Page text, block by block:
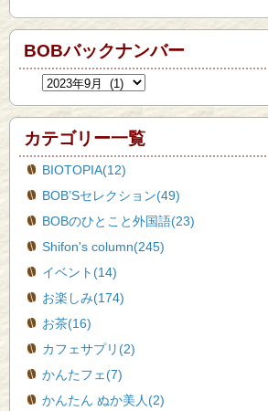
BOBバックナンバー
カテゴリー一覧
BIOTOPIA(12)
BOB’Sセレクション(49)
BOBのひとこと外国語(23)
Shifon's column(245)
イベント(14)
お楽しみ(174)
お茶(16)
カフェサプリ(2)
かんたフェ(7)
かんたん ぬか美人(2)